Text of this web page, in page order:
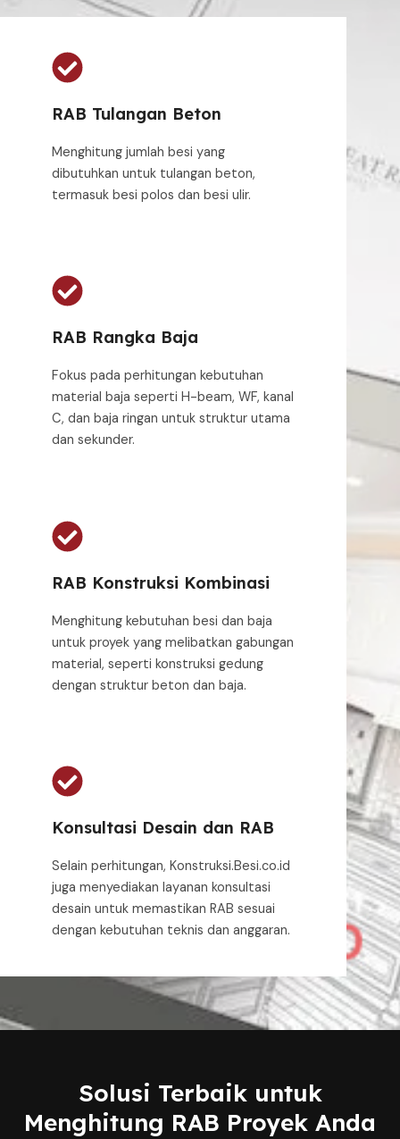
RAB Tulangan Beton
Menghitung jumlah besi yang
dibutuhkan untuk tulangan beton,
termasuk besi polos dan besi ulir.
RAB Rangka Baja
Fokus pada perhitungan kebutuhan
material baja seperti H-beam, WF, kanal
C, dan baja ringan untuk struktur utama
dan sekunder.
RAB Konstruksi Kombinasi
Menghitung kebutuhan besi dan baja
untuk proyek yang melibatkan gabungan
material, seperti konstruksi gedung
dengan struktur beton dan baja.
Konsultasi Desain dan RAB
Selain perhitungan, Konstruksi.Besi.co.id
juga menyediakan layanan konsultasi
desain untuk memastikan RAB sesuai
dengan kebutuhan teknis dan anggaran.
Solusi Terbaik untuk
Menghitung RAB Proyek Anda